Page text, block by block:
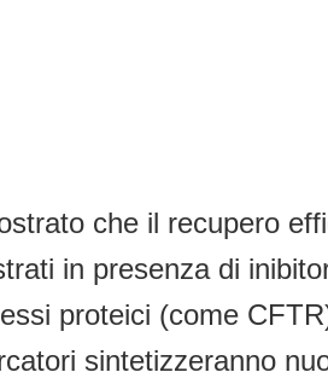
che il recupero
in presenza di
proteici (come
sintetizzeranno